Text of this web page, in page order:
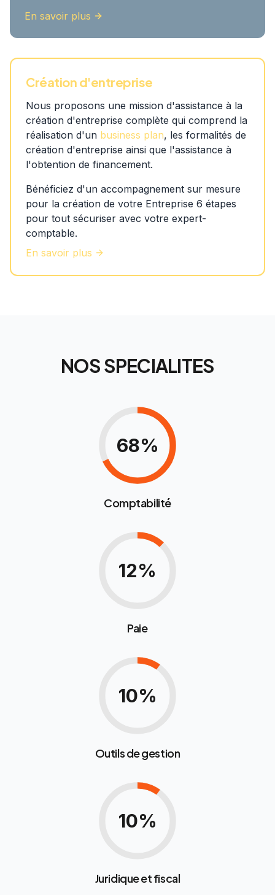
En savoir plus
Création d'entreprise
Nous proposons une mission d'assistance à la
création d'entreprise complète qui comprend la
réalisation d'un business plan, les formalités de
création d'entreprise ainsi que l'assistance à
l'obtention de financement.
Bénéficiez d'un accompagnement sur mesure
pour la création de votre Entreprise 6 étapes
pour tout sécuriser avec votre expert-
comptable.
En savoir plus
NOS SPECIALITES
68%
Comptabilité
12%
Paie
10%
Outils de gestion
10%
Juridique et fiscal